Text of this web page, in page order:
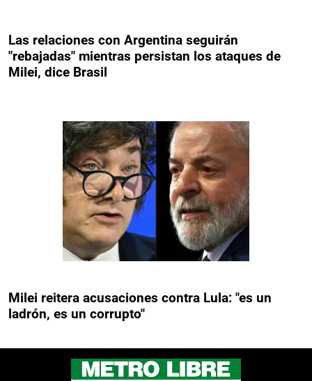
Las relaciones con Argentina seguirán
"rebajadas" mientras persistan los ataques de
Milei, dice Brasil
Milei reitera acusaciones contra Lula: "es un
ladrón, es un corrupto"